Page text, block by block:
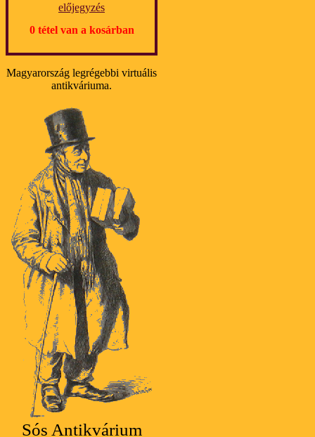
előjegyzés
0 tétel van a kosárban
Magyarország legrégebbi virtuális
antikváriuma.
Sós Antikvárium